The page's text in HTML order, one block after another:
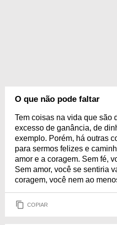
O que não pode faltar
Tem coisas na vida que são
excesso de ganância, de
exemplo. Porém, há outras
para sermos felizes e
amor e a coragem. Sem fé,
Sem amor, você se sentiria
coragem, você nem ao
COPIAR